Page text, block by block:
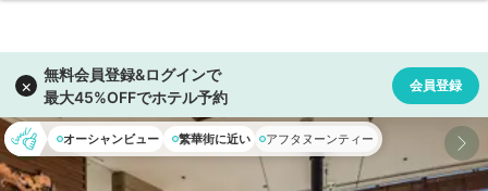
オーシャンビュー 繁華街に近い アフタヌーンティー